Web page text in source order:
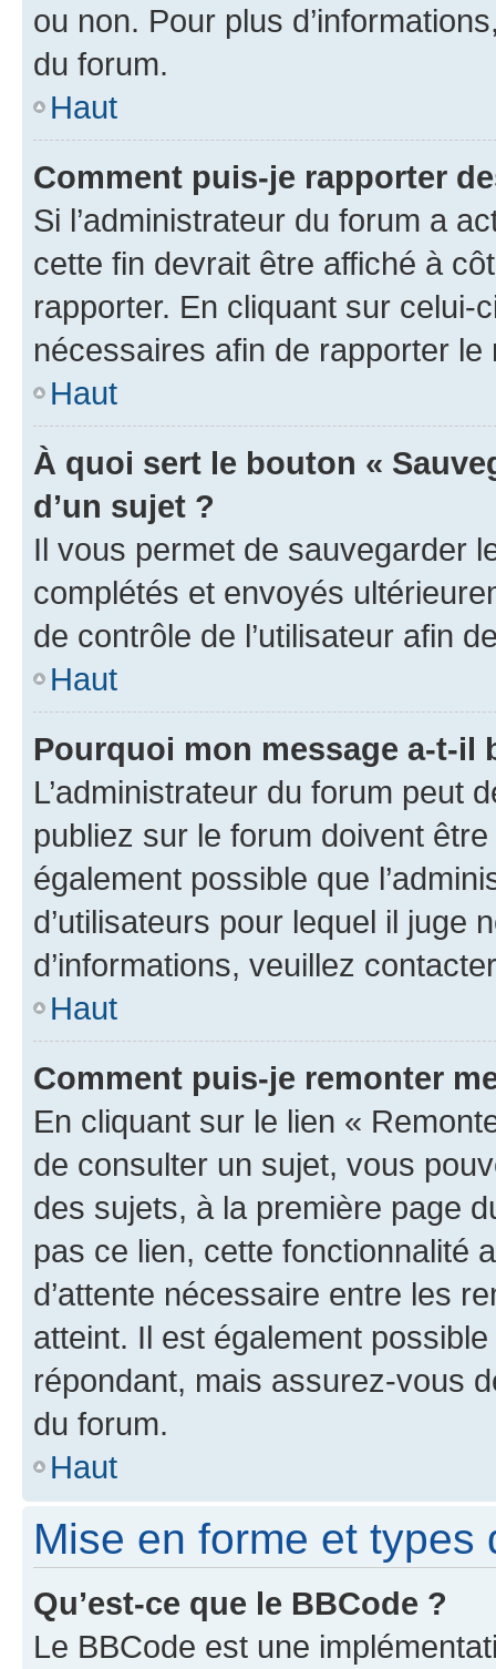
ou non. Pour plus
du forum.
Haut
Comment puis-je rapporter
Si l’administrateur du forum a
cette fin devrait être affiché à
rapporter. En cliquant sur
nécessaires afin de rapporter le
Haut
À quoi sert le bouton «
d’un sujet ?
Il vous permet de sauvegarder
complétés et envoyés
de contrôle de l’utilisateur afin
Haut
Pourquoi mon message a-t-il
L’administrateur du forum peut
publiez sur le forum doivent
également possible que
d’utilisateurs pour lequel il juge
d’informations, veuillez
Haut
Comment puis-je remonter
En cliquant sur le lien «
de consulter un sujet, vous
des sujets, à la première page
pas ce lien, cette fonctionnalité
d’attente nécessaire entre les
atteint. Il est également
répondant, mais assurez-vous
du forum.
Haut
Mise en forme et types
Qu’est-ce que le BBCode ?
Le BBCode est une